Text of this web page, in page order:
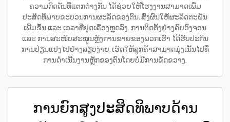
ຄວາມກົດດັນທີ່ແຕກຕ່າງກັນ ໄດ້ຊ່ວຍໃຫ້ໂຮງງານສາມາດເພີ່ມ
ປະສິດທິພາບຂະບວນການຜະລິດຂອງຕົນ, ສົ່ງຜົນໃຫ້ຜະລິດຕະພັນ
ເພີ່ມຂຶ້ນ ແລະ ເວລາທີ່ຢຸດເຄື່ອງຫຼຸດລົງ. ການຕິດຕັ້ງຢ່າງຄົບວົງຈອນ
ແລະ ການສະໜັບສະໜູນຫຼັງການຂາຍຂອງພວກເຮົາ ໄດ້ຮັບປະກັນ
ການປ່ຽນແປງໄປຢ່າງລຽບງ່າຍ, ເຮັດໃຫ້ລູກຄ້າສາມາດມຸ່ງເນັ້ນໄປທີ່
ການດຳເນີນງານຫຼັກຂອງຕົນໂດຍບໍ່ມີການຂັດຂວາງ.
ການຍົກສູງປະສິດທິພາບດ້ານ